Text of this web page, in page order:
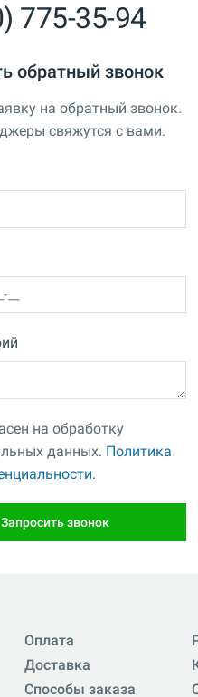
775-35-94
обратный звонок
на обратный звонок.
свяжутся с вами.
на обработку
данных. Политика
Запросить звонок
Оплата
Доставка
Способы заказа